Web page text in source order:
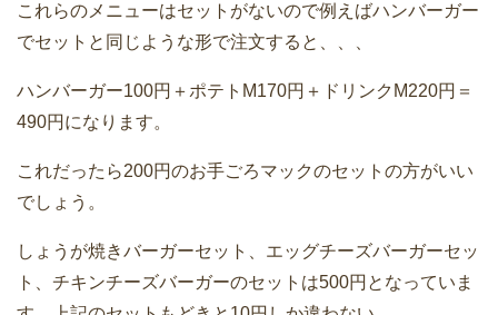
これらのメニューはセットがないので例えばハンバーガー
でセットと同じような形で注文すると、、、
ハンバーガー100円＋ポテトM170円＋ドリンクM220円＝
490円になります。
これだったら200円のお手ごろマックのセットの方がいい
でしょう。
しょうが焼きバーガーセット、エッグチーズバーガーセッ
ト、チキンチーズバーガーのセットは500円となっていま